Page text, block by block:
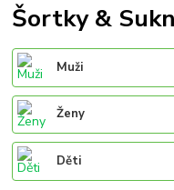
Šortky &
Muži
Ženy
Děti